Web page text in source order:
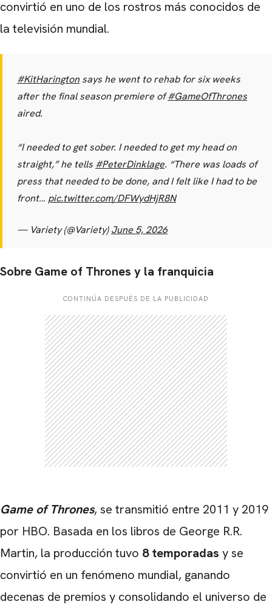
convirtió en uno de los rostros más conocidos de
la televisión mundial.
#KitHarington says he went to rehab for six weeks
after the final season premiere of#GameOfThrones
aired.
“I needed to get sober. I needed to get my head on
straight,” he tells #PeterDinklage. “There was loads of
press that needed to be done, and I felt like I had to be
front… pic.twitter.com/DFWydHjR8N
— Variety (@Variety)June 5, 2026
Sobre Game of Thrones y la franquicia
CONTINÚA DESPUÉS DE LA PUBLICIDAD
Game of Thrones, se transmitió entre 2011 y 2019
por HBO. Basada en los libros de George R.R.
Martin, la producción tuvo 8 temporadas y se
convirtió en un fenómeno mundial, ganando
decenas de premios y consolidando el universo de
CARREGANDO PUBLICIDADE